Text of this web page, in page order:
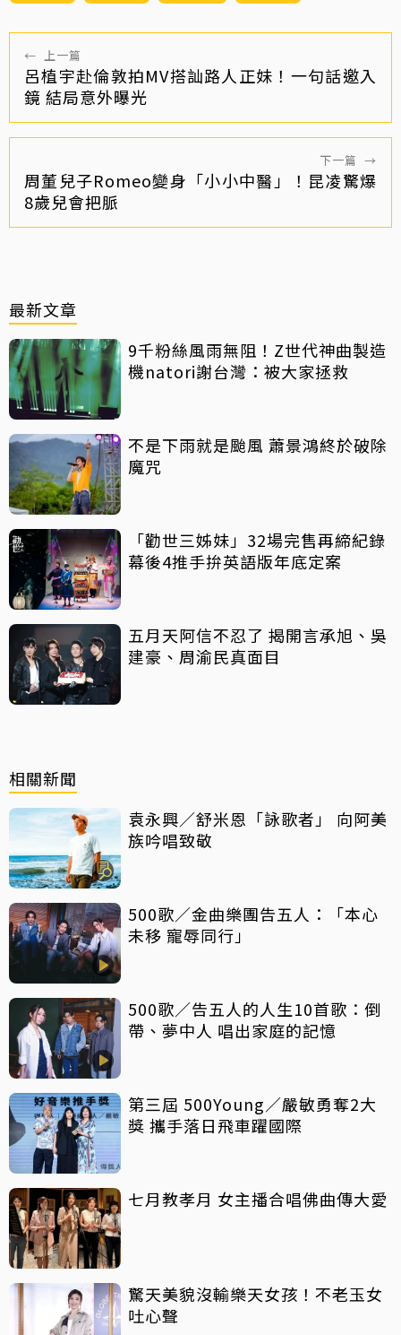
← 上一篇
呂植宇赴倫敦拍MV搭訕路人正妹！一句話邀入
鏡 結局意外曝光
下一篇 →
周董兒子Romeo變身「小小中醫」！昆凌驚爆
8歲兒會把脈
最新文章
9千粉絲風雨無阻！Z世代神曲製造
機natori謝台灣：被大家拯救
不是下雨就是颱風 蕭景鴻終於破除
魔咒
「勸世三姊妹」32場完售再締紀錄
幕後4推手拚英語版年底定案
五月天阿信不忍了 揭開言承旭、吳
建豪、周渝民真面目
相關新聞
袁永興／舒米恩「詠歌者」 向阿美
族吟唱致敬
500歌／金曲樂團告五人：「本心
未移 寵辱同行」
500歌／告五人的人生10首歌：倒
帶、夢中人 唱出家庭的記憶
第三屆 500Young／嚴敏勇奪2大
獎 攜手落日飛車躍國際
七月教孝月 女主播合唱佛曲傳大愛
驚天美貌沒輸樂天女孩！不老玉女
吐心聲